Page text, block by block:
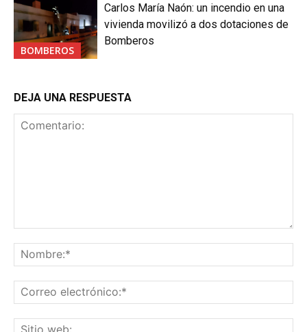
BOMBEROS
Carlos María Naón: un incendio en una
vivienda movilizó a dos dotaciones de
Bomberos
DEJA UNA RESPUESTA